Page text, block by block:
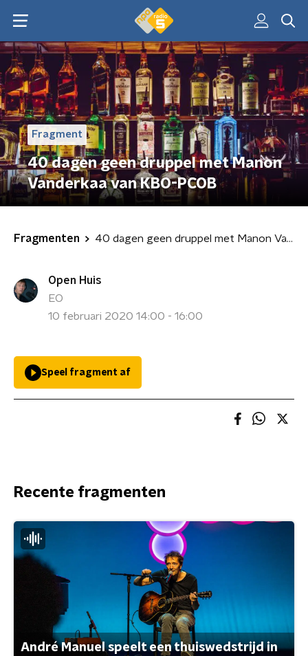
Fragment
40 dagen geen druppel met Manon
Vanderkaa van KBO-PCOB
Fragmenten 40 dagen geen druppel met Manon Vanderkaa van KBO-PCOB
Open Huis
EO
10 februari 2020 14:00 - 16:00
Speel fragment af
Recente fragmenten
André Manuel speelt een thuiswedstrijd in